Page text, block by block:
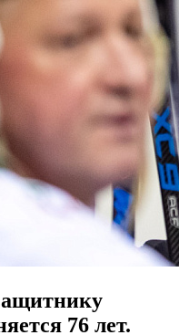
76 лет.